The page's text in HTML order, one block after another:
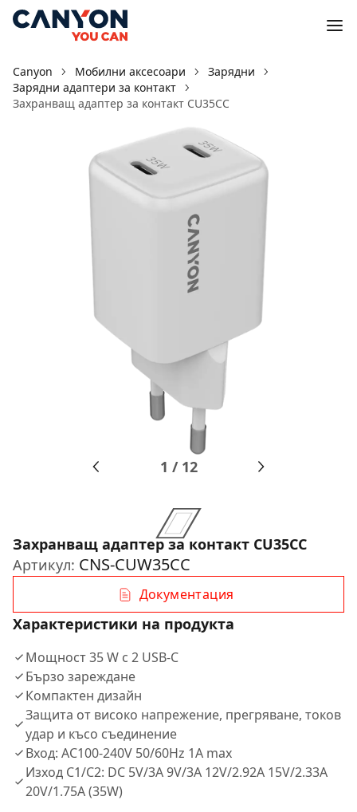
Canyon Мобилни аксесоари
Зарядни
Зарядни адаптери за контакт
Захранващ адаптер за контакт CU35CC
1 / 12
Захранващ адаптер за контакт CU35CC
Артикул: CNS-CUW35CC
Документация
Характеристики на продукта
Мощност 35 W с 2 USB-C
Бързо зареждане
Компактен дизайн
Защита от високо напрежение, прегряване, токов
удар и късо съединение
Вход: AC100-240V 50/60Hz 1A max
Изход C1/C2: DC 5V/3A 9V/3A 12V/2.92A 15V/2.33A
20V/1.75A (35W)